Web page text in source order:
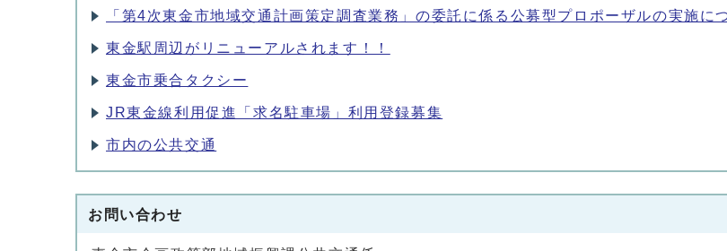
「第4次東金市地域交通計画策定調査業務」の委託に係る公募型プロポーザルの実施に
東金駅周辺がリニューアルされます！！
東金市乗合タクシー
JR東金線利用促進「求名駐車場」利用登録募集
市内の公共交通
お問い合わせ